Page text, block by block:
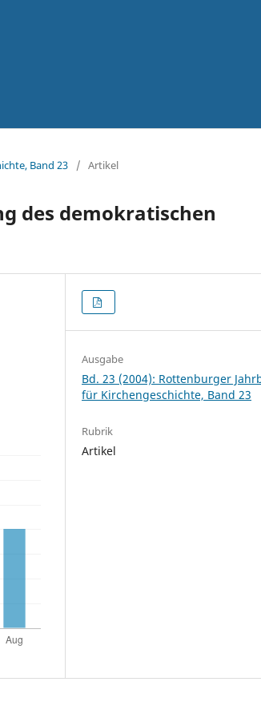
Band 23 / Artikel
des demokratischen
Ausgabe
Bd. 23 (2004): Rottenburger
für Kirchengeschichte, Band 23
Rubrik
Artikel